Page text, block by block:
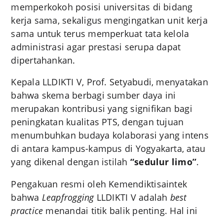
memperkokoh posisi universitas di bidang
kerja sama, sekaligus mengingatkan unit kerja
sama untuk terus memperkuat tata kelola
administrasi agar prestasi serupa dapat
dipertahankan.
Kepala LLDIKTI V, Prof. Setyabudi, menyatakan
bahwa skema berbagi sumber daya ini
merupakan kontribusi yang signifikan bagi
peningkatan kualitas PTS, dengan tujuan
menumbuhkan budaya kolaborasi yang intens
di antara kampus-kampus di Yogyakarta, atau
yang dikenal dengan istilah “sedulur limo”.
Pengakuan resmi oleh Kemendiktisaintek
bahwa LeapfroggingLLDIKTI V adalah best
practice menandai titik balik penting. Hal ini